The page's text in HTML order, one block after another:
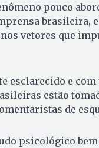
pouco
brasileira,
nos vetores que
esclarecido e
estão
de
psicológico